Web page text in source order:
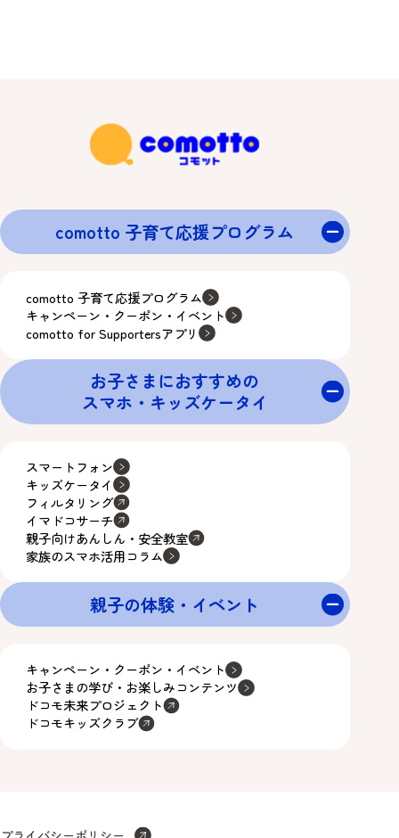
comotto 子育て応援プログラム
comotto 子育て応援プログラム
キャンペーン・クーポン・イベント
comotto for Supportersアプリ
お子さまにおすすめの
スマホ・キッズケータイ
スマートフォン
キッズケータイ
フィルタリング
イマドコサーチ
親子向けあんしん・安全教室
家族のスマホ活用コラム
親子の体験・イベント
キャンペーン・クーポン・イベント
お子さまの学び・お楽しみコンテンツ
ドコモ未来プロジェクト
ドコモキッズクラブ